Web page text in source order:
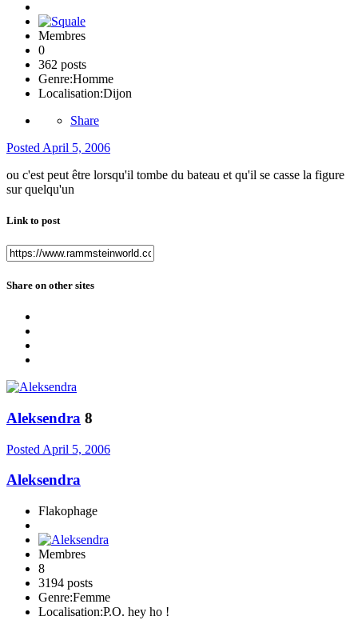
Membres
0
362 posts
Genre:Homme
Localisation:Dijon
Share
Posted April 5, 2006
ou c'est peut être lorsqu'il tombe du bateau et qu'il se casse la figure
sur quelqu'un
Link to post
Share on other sites
Aleksendra 8
Posted April 5, 2006
Aleksendra
Flakophage
Membres
8
3194 posts
Genre:Femme
Localisation:P.O. hey ho !